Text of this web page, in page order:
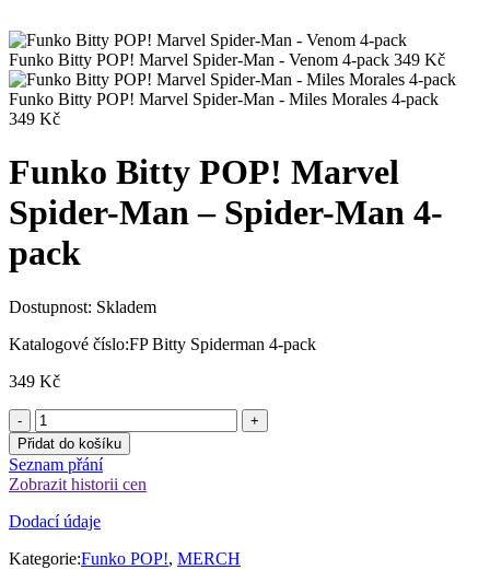
Funko Bitty POP! Marvel Spider-Man - Venom 4-pack 349 Kč
Funko Bitty POP! Marvel Spider-Man - Miles Morales 4-pack
349 Kč
Funko Bitty POP! Marvel
Spider-Man – Spider-Man 4-
pack
Dostupnost: Skladem
Katalogové číslo:FP Bitty Spiderman 4-pack
349 Kč
Přidat do košíku
Seznam přání
Zobrazit historii cen
Dodací údaje
Kategorie:Funko POP!, MERCH